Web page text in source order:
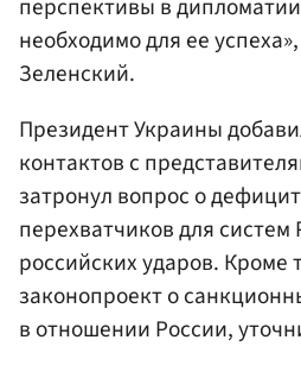
перспективы в
необходимо для ее
Зеленский.
Президент Украины
контактов с
затронул вопрос о
перехватчиков для
российских ударов. Кроме
законопроект о
в отношении России,